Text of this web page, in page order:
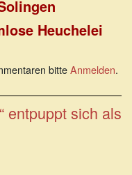
Heuchelei
bitteAnmelden.
entpuppt sich als